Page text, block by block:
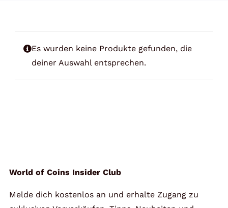
Kontakt
Es wurden keine Produkte gefunden, die
deiner Auswahl entsprechen.
World of Coins Insider Club
Melde dich kostenlos an und erhalte Zugang zu